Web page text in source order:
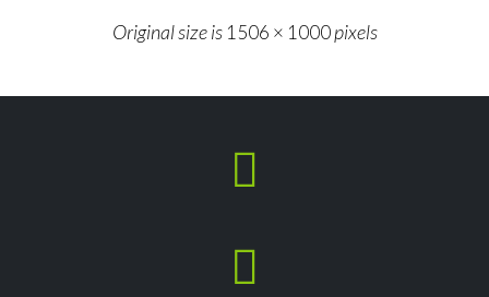
Original size is 1506 × 1000pixels

